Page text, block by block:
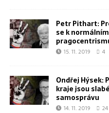
Petr Pithart:
se k
15. 11. 2019 4
Ondřej Hýsek:
kraje jsou
samosprávu
14. 11. 2019 24